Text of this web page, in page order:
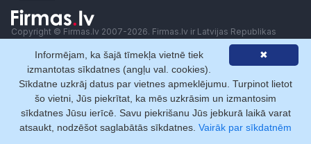
Copyright © Firmas.lv 2007-2026. Firmas.lv ir Latvijas Republikas
Uzņēmumu Reģistra datu atkalizmantotājs. Informācijas avoti:
Uzņēmumu reģistra datu bāzes, Komercreģistrs, Maksātnespējas
reģistrs, Komercķīlu reģistrs, ZL uzņēmumu faktisko datu reģistrs, u.c..
Informācijai ir izziņas raksturs, un tai nav juridiska spēka. Sistēmas
lietotājs apņemas ievērot Fizisko personu datu aizsardzības likumu un
Autortiesību likumu. Firmas.lv nenes atbildību par darbībām vai
lēmumiem, kas balstīti uz saņemto pakalpojumu. Lietotājam aizliegts
izmantot jebkādas automatizētas sistēmas vai iekārtas (robotus)
✖
Informējam, ka šajā tīmekļa vietnē tiek
izmantotas sīkdatnes (angļu val. cookies).
Sīkdatne uzkrāj datus par vietnes apmeklējumu. Turpinot lietot
šo vietni, Jūs piekrītat, ka mēs uzkrāsim un izmantosim
sīkdatnes Jūsu ierīcē. Savu piekrišanu Jūs jebkurā laikā varat
atsaukt, nodzēšot saglabātās sīkdatnes. Vairāk par sīkdatnēm